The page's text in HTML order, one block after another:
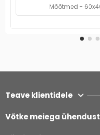
Teave klientidele
Võtke meiega ühendust